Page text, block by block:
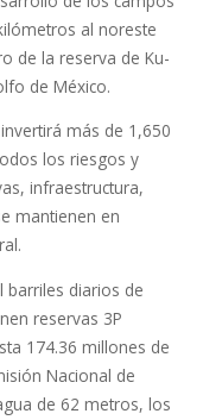
al noreste
de la reserva de Ku-
de México.
más de 1,650
los riesgos y
infraestructura,
mantienen en
barriles diarios de
reservas 3P
174.36 millones de
Nacional de
de 62 metros, los